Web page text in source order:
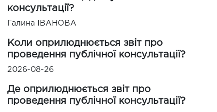
консультації?
Галина ІВАНОВА
Коли оприлюднюється звіт про
проведення публічної консультації?
2026-08-26
Де оприлюднюється звіт про
проведення публічної консультації?